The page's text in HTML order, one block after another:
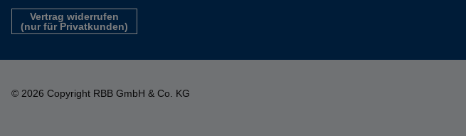
Vertrag widerrufen
(nur für Privatkunden)
© 2026 Copyright RBB GmbH & Co. KG